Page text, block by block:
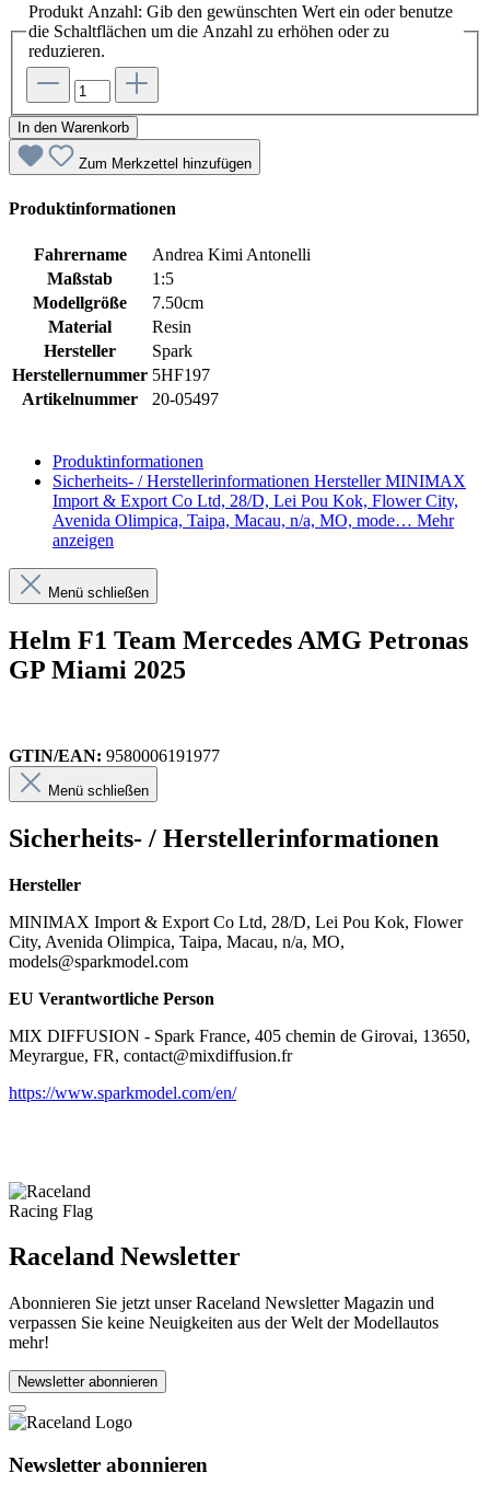
Produkt Anzahl: Gib den gewünschten Wert ein oder benutze
die Schaltflächen um die Anzahl zu erhöhen oder zu
reduzieren.
In den Warenkorb
Zum Merkzettel hinzufügen
Produktinformationen
Fahrername
Andrea Kimi Antonelli
Maßstab
1:5
Modellgröße
7.50cm
Material
Resin
Hersteller
Spark
Herstellernummer 5HF197
Artikelnummer
20-05497
Produktinformationen
Sicherheits- / Herstellerinformationen Hersteller MINIMAX
Import & Export Co Ltd, 28/D, Lei Pou Kok, Flower City,
Avenida Olimpica, Taipa, Macau, n/a, MO, mode… Mehr
anzeigen
Menü schließen
Helm F1 Team Mercedes AMG Petronas
GP Miami 2025
GTIN/EAN: 9580006191977
Menü schließen
Sicherheits- / Herstellerinformationen
Hersteller
MINIMAX Import & Export Co Ltd, 28/D, Lei Pou Kok, Flower
City, Avenida Olimpica, Taipa, Macau, n/a, MO,
models@sparkmodel.com
EU Verantwortliche Person
MIX DIFFUSION - Spark France, 405 chemin de Girovai, 13650,
Meyrargue, FR, contact@mixdiffusion.fr
https://www.sparkmodel.com/en/
Raceland Newsletter
Abonnieren Sie jetzt unser Raceland Newsletter Magazin und
verpassen Sie keine Neuigkeiten aus der Welt der Modellautos
mehr!
Newsletter abonnieren
Newsletter abonnieren